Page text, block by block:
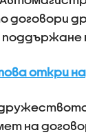
договори
откри
на